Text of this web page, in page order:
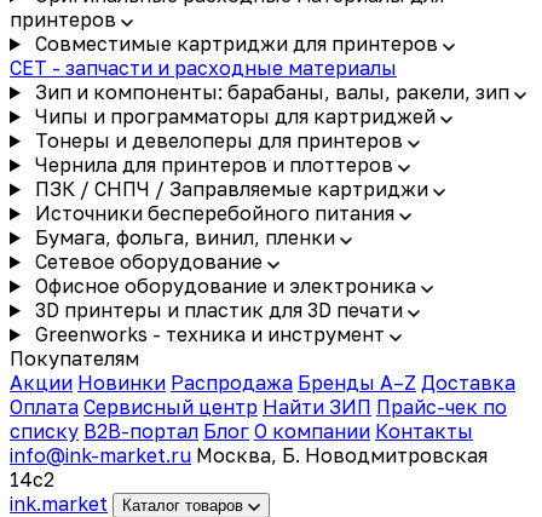
принтеров
Совместимые картриджи для принтеров
CET - запчасти и расходные материалы
Зип и компоненты: барабаны, валы, ракели, зип
Чипы и программаторы для картриджей
Тонеры и девелоперы для принтеров
Чернила для принтеров и плоттеров
ПЗК / СНПЧ / Заправляемые картриджи
Источники бесперебойного питания
Бумага, фольга, винил, пленки
Сетевое оборудование
Офисное оборудование и электроника
3D принтеры и пластик для 3D печати
Greenworks - техника и инструмент
Покупателям
Акции Новинки Распродажа Бренды A–Z Доставка
Оплата Сервисный центр Найти ЗИП Прайс-чек по
списку B2B-портал Блог О компании Контакты
info@ink-market.ru Москва, Б. Новодмитровская
14с2
ink.market Каталог товаров